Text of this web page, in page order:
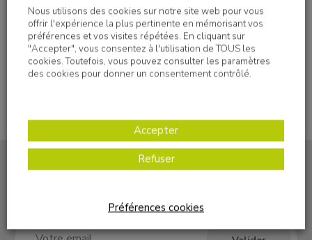
Imprimer
S'inscrire à la newsletter
Nous utilisons des cookies sur notre site web pour vous
offrir l'expérience la plus pertinente en mémorisant vos
préférences et vos visites répétées. En cliquant sur
"Accepter", vous consentez à l'utilisation de TOUS les
cookies. Toutefois, vous pouvez consulter les paramètres
des cookies pour donner un consentement contrôlé.
Accepter
Refuser
Préférences cookies